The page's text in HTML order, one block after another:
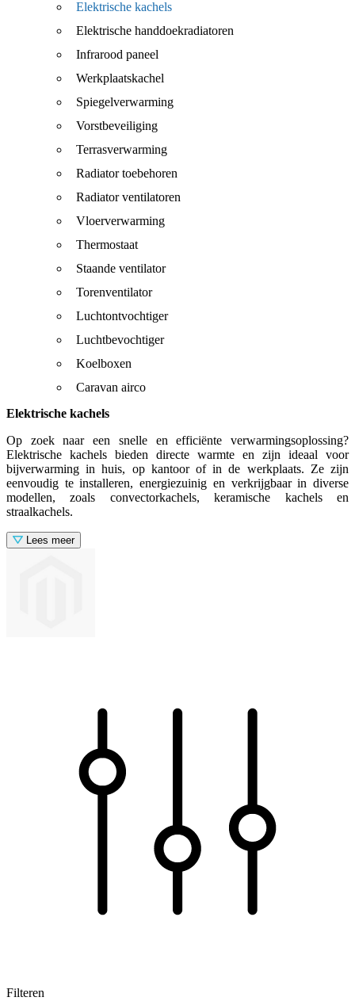
Elektrische kachels
Elektrische handdoekradiatoren
Infrarood paneel
Werkplaatskachel
Spiegelverwarming
Vorstbeveiliging
Terrasverwarming
Radiator toebehoren
Radiator ventilatoren
Vloerverwarming
Thermostaat
Staande ventilator
Torenventilator
Luchtontvochtiger
Luchtbevochtiger
Koelboxen
Caravan airco
Elektrische kachels
Op zoek naar een snelle en efficiënte verwarmingsoplossing?
Elektrische kachels bieden directe warmte en zijn ideaal voor
bijverwarming in huis, op kantoor of in de werkplaats. Ze zijn
eenvoudig te installeren, energiezuinig en verkrijgbaar in diverse
modellen, zoals convectorkachels, keramische kachels en
straalkachels.
Lees meer
Filteren